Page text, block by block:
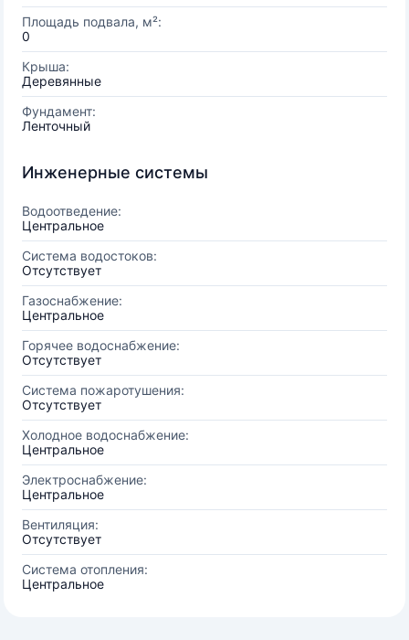
Площадь подвала, м²:
0
Крыша:
Деревянные
Фундамент:
Ленточный
Инженерные системы
Водоотведение:
Центральное
Система водостоков:
Отсутствует
Газоснабжение:
Центральное
Горячее водоснабжение:
Отсутствует
Система пожаротушения:
Отсутствует
Холодное водоснабжение:
Центральное
Электроснабжение:
Центральное
Вентиляция:
Отсутствует
Система отопления:
Центральное